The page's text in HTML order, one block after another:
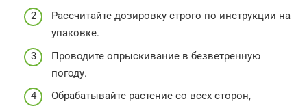
Рассчитайте дозировку строго по инструкции на
упаковке.
Проводите опрыскивание в безветренную
погоду.
Обрабатывайте растение со всех сторон,